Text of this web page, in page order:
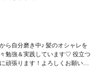
ら自分磨き中♪ 髪のオシャレを
勉強＆実践しています♡ 役立つ
頑張ります！よろしくお願いし